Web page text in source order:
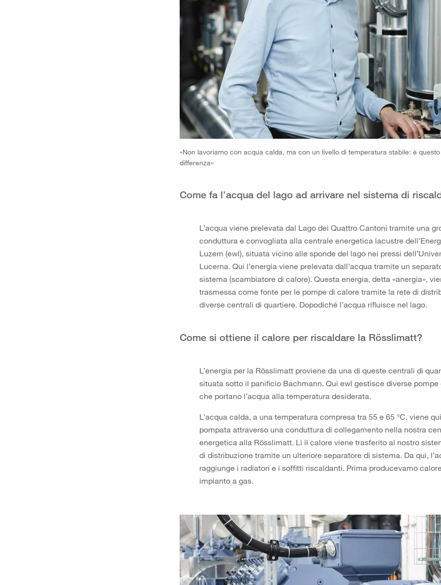
«Non lavoriamo con acqua calda, ma con un livello di temperatura stabile: è
differenza»
Come fa l’acqua del lago ad arrivare nel sistema di
L’acqua viene prelevata dal Lago dei Quattro Cantoni tramite una
conduttura e convogliata alla centrale energetica lacustre
Luzern (ewl), situata vicino alle sponde del lago nei pressi
Lucerna. Qui l’energia viene prelevata dall’acqua tramite un
sistema (scambiatore di calore). Questa energia, detta «anergia»,
trasmessa come fonte per le pompe di calore tramite la rete di
diverse centrali di quartiere. Dopodiché l’acqua rifluisce nel lago.
Come si ottiene il calore per riscaldare la Rösslimatt?
L’energia per la Rösslimatt proviene da una di queste centrali di
situata sotto il panificio Bachmann. Qui ewl gestisce diverse pompe
che portano l’acqua alla temperatura desiderata.
L’acqua calda, a una temperatura compresa tra 55 e 65 °C, viene
pompata attraverso una conduttura di collegamento nella nostra
energetica alla Rösslimatt. Lì il calore viene trasferito al nostro
di distribuzione tramite un ulteriore separatore di sistema. Da qui,
raggiunge i radiatori e i soffitti riscaldanti. Prima producevamo
impianto a gas.